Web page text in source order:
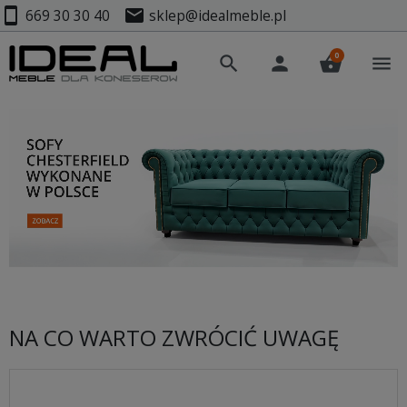
smartphone 669 30 30 40 mail sklep@idealmeble.pl
search person shopping_basket
0 menu
NA CO WARTO ZWRÓCIĆ UWAGĘ